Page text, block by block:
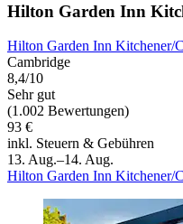
Hilton Garden Inn
Hilton Garden Inn Kitchener/
Cambridge
8,4/10
Sehr gut
(1.002 Bewertungen)
93 €
inkl. Steuern & Gebühren
13. Aug.–14. Aug.
Hilton Garden Inn Kitchener/